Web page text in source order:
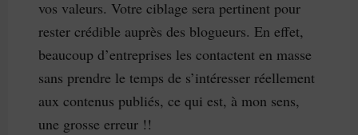
vos valeurs. Votre ciblage sera pertinent pour
rester crédible auprès des blogueurs. En effet,
beaucoup d’entreprises les contactent en masse
sans prendre le temps de s’intéresser réellement
aux contenus publiés, ce qui est, à mon sens,
une grosse erreur !!